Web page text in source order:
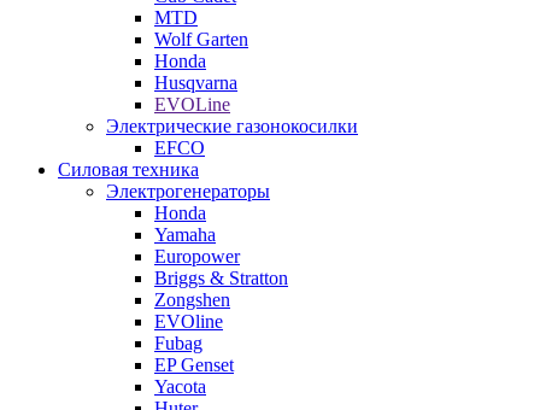
MTD
Wolf Garten
Honda
Husqvarna
EVOLine
Электрические газонокосилки
EFCO
Силовая техника
Электрогенераторы
Honda
Yamaha
Europower
Briggs & Stratton
Zongshen
EVOline
Fubag
EP Genset
Yacota